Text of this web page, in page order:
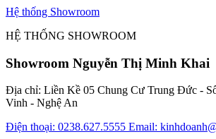
Hệ thống Showroom
HỆ THỐNG SHOWROOM
Showroom Nguyễn Thị Minh Khai
Địa chỉ: Liền Kề 05 Chung Cư Trung Đức -
Vinh - Nghệ An
Điện thoại: 0238.627.5555 Email: